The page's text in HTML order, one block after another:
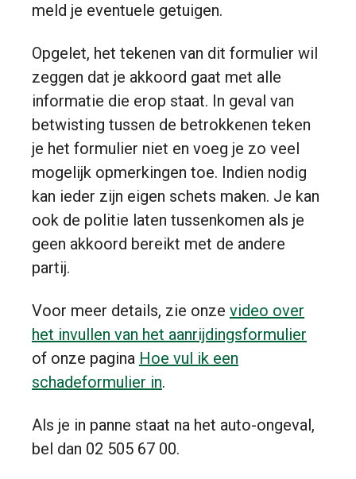
meld je eventuele getuigen.
Opgelet, het tekenen van dit formulier wil
zeggen dat je akkoord gaat met alle
informatie die erop staat. In geval van
betwisting tussen de betrokkenen teken
je het formulier niet en voeg je zo veel
mogelijk opmerkingen toe. Indien nodig
kan ieder zijn eigen schets maken. Je kan
ook de politie laten tussenkomen als je
geen akkoord bereikt met de andere
partij.
Voor meer details, zie onze video over
het invullen van het aanrijdingsformulier
of onze pagina Hoe vul ik een
schadeformulier in.
Als je in panne staat na het auto-ongeval,
bel dan 02 505 67 00.